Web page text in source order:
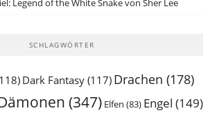
Legend of the White Snake von Sher Lee
SCHLAGWÖRTER
Dark Fantasy (117) Drachen (178)
(347) Elfen (83) Engel (149)